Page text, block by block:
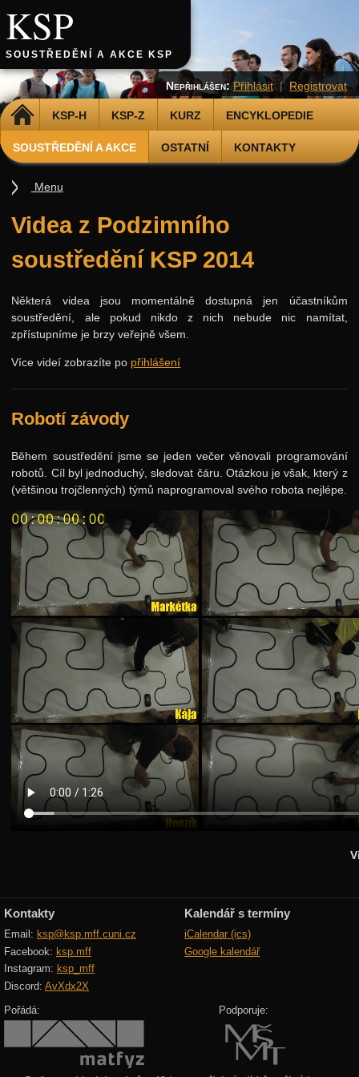
KSP
SOUSTŘEDĚNÍ A AKCE KSP
DOMŮ KSP-H KSP-Z KURZ ENCYKLOPEDIE
SOUSTŘEDĚNÍ A AKCE OSTATNÍ KONTAKTY
Nepřihlášen: Přihlásit | Registrovat
Videa z Podzimního
soustředění KSP 2014
Některá videa jsou momentálně dostupná jen účastníkům
soustředění, ale pokud nikdo z nich nebude nic namítat,
zpřístupníme je brzy veřejně všem.
Více videí zobrazíte po přihlášení
Robotí závody
Během soustředění jsme se jeden večer věnovali programování
robotů. Cíl byl jednoduchý, sledovat čáru. Otázkou je však, který z
(většinou trojčlenných) týmů naprogramoval svého robota nejlépe.
Menu
Podzimní 2026
Jarní 2026
Jarní 2025
Jarní 2023
Podzimní 2022
Podzimní 2021
Jarní 2021
Podzimní 2020
Jarní 2020
Podzimní 2019
Jarní 2019
Podzimní 2018
Jarní 2018
Podzimní 2017
Jarní 2017
Podzimní 2016
Jarní 2016
Úvod
Adresář
Karolínka
Noční labyrint
Kontakty
Email: ksp@ksp.mff.cuni.cz
Facebook: ksp.mff
Instagram: ksp_mff
Discord: AvXdx2X
Kalendář s termíny
iCalendar (ics)
Google kalendář
Pořádá: Podporuje: